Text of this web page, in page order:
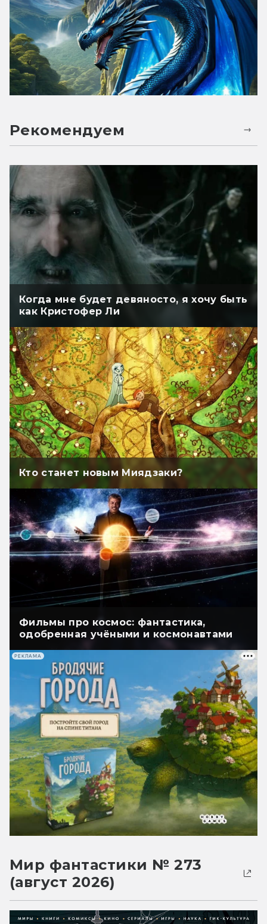
Рекомендуем
Когда мне будет девяносто, я хочу быть
как Кристофер Ли
Кто станет новым Миядзаки?
Фильмы про космос: фантастика,
одобренная учёными и космонавтами
РЕКЛАМА
Мир фантастики № 273
(август 2026)